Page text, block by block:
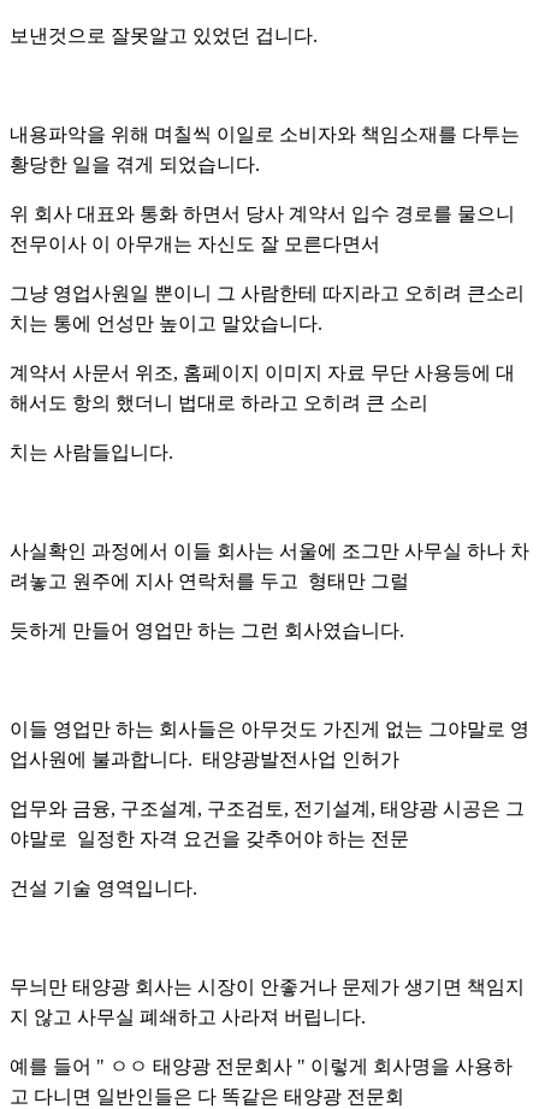
보낸것으로 잘못알고 있었던 겁니다.
내용파악을 위해 며칠씩 이일로 소비자와 책임소재를 다투는
황당한 일을 겪게 되었습니다.
위 회사 대표와 통화 하면서 당사 계약서 입수 경로를 물으니
전무이사 이 아무개는 자신도 잘 모른다면서
그냥 영업사원일 뿐이니 그 사람한테 따지라고 오히려 큰소리
치는 통에 언성만 높이고 말았습니다.
계약서 사문서 위조, 홈페이지 이미지 자료 무단 사용등에 대
해서도 항의 했더니 법대로 하라고 오히려 큰 소리
치는 사람들입니다.
사실확인 과정에서 이들 회사는 서울에 조그만 사무실 하나 차
려놓고 원주에 지사 연락처를 두고 형태만 그럴
듯하게 만들어 영업만 하는 그런 회사였습니다.
이들 영업만 하는 회사들은 아무것도 가진게 없는 그야말로 영
업사원에 불과합니다. 태양광발전사업 인허가
업무와 금융, 구조설계, 구조검토, 전기설계, 태양광 시공은 그
야말로 일정한 자격 요건을 갖추어야 하는 전문
건설 기술 영역입니다.
무늬만 태양광 회사는 시장이 안좋거나 문제가 생기면 책임지
지 않고 사무실 폐쇄하고 사라져 버립니다.
예를 들어 " ㅇㅇ 태양광 전문회사 " 이렇게 회사명을 사용하
고 다니면 일반인들은 다 똑같은 태양광 전문회